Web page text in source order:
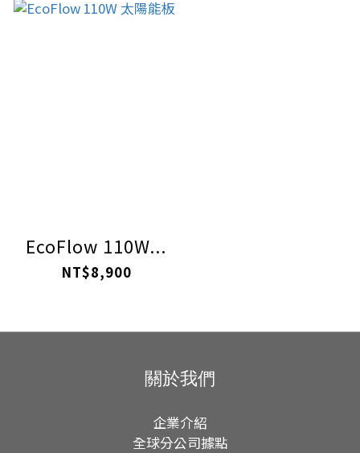
EcoFlow 110W...
NT$8,900
關於我們
企業介紹
全球分公司據點